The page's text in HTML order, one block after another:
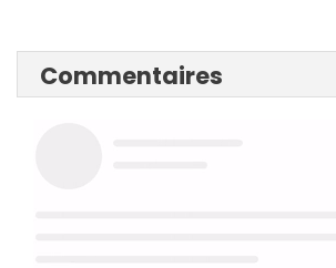
Commentaires